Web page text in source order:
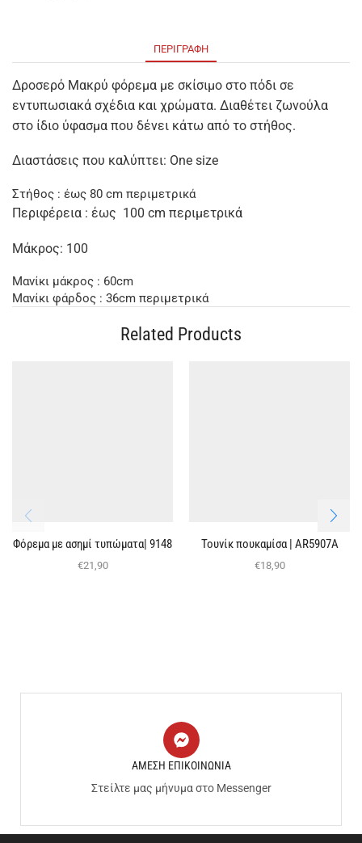
ΠΕΡΙΓΡΑΦΉ
Δροσερό Μακρύ φόρεμα με σκίσιμο στο πόδι σε
εντυπωσιακά σχέδια και χρώματα. Διαθέτει ζωνούλα
στο ίδιο ύφασμα που δένει κάτω από το στήθος.
Διαστάσεις που καλύπτει: One size
Στήθος : έως 80 cm περιμετρικά
Περιφέρεια : έως 100 cm περιμετρικά
Μάκρος: 100
Μανίκι μάκρος : 60cm
Μανίκι φάρδος : 36cm περιμετρικά
Related Products
Φόρεμα με ασημί τυπώματα| 9148
€21,90
Τουνίκ πουκαμίσα | ΑR5907Α
€18,90
ΑΜΕΣΗ ΕΠΙΚΟΙΝΩΝΙΑ
Στείλτε μας μήνυμα στο Messenger